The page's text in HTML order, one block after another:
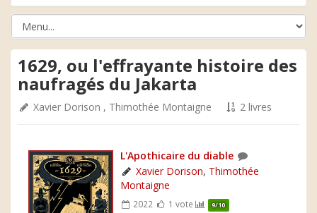
1629, ou l'effrayante histoire des
naufragés du Jakarta
Xavier Dorison , Thimothée Montaigne 2 livres
L'Apothicaire du diable
Xavier Dorison, Thimothée
Montaigne
2022 1 vote 9/10